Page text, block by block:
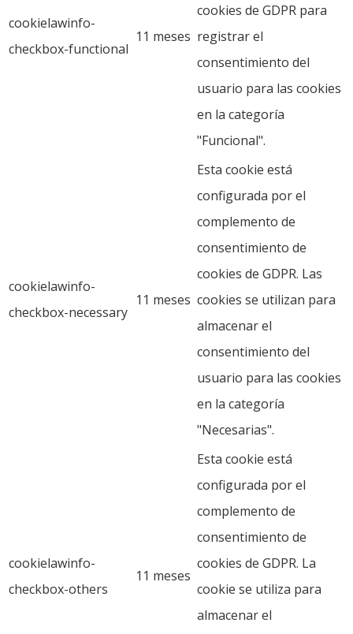
cookielawinfo-
checkbox-functional
11 meses
cookies de GDPR para
registrar el
consentimiento del
usuario para las cookies
en la categoría
"Funcional".
cookielawinfo-
checkbox-necessary
11 meses
Esta cookie está
configurada por el
complemento de
consentimiento de
cookies de GDPR. Las
cookies se utilizan para
almacenar el
consentimiento del
usuario para las cookies
en la categoría
"Necesarias".
cookielawinfo-
checkbox-others
11 meses
Esta cookie está
configurada por el
complemento de
consentimiento de
cookies de GDPR. La
cookie se utiliza para
almacenar el